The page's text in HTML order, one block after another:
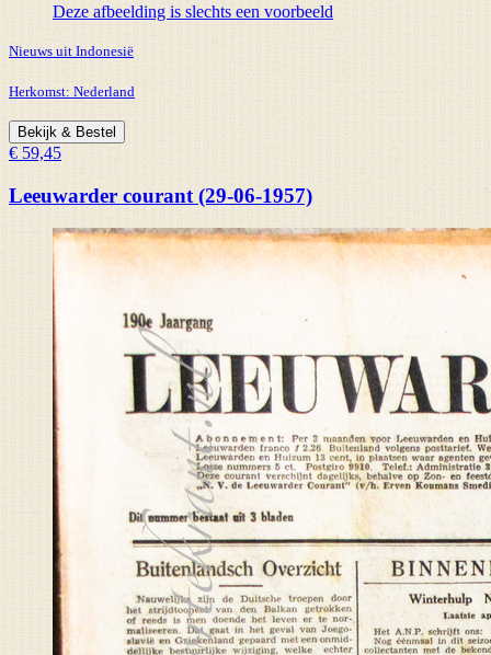
Deze afbeelding is slechts een voorbeeld
Nieuws uit Indonesië
Herkomst: Nederland
Bekijk & Bestel
€ 59,45
Leeuwarder courant (29-06-1957)